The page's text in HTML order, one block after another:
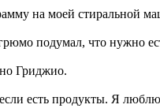
на моей стиральной
подумал, что нужно
Гриджио.
есть продукты. Я